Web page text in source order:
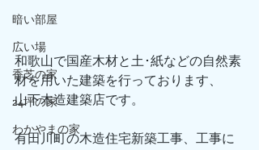
暗い部屋
広い場
香芝の家
24坪の家
わかやまの家
和歌山で国産木材と土･紙などの自然素
材を用いた建築を行っております、
山下木造建築店です。
有田川町の木造住宅新築工事、工事に